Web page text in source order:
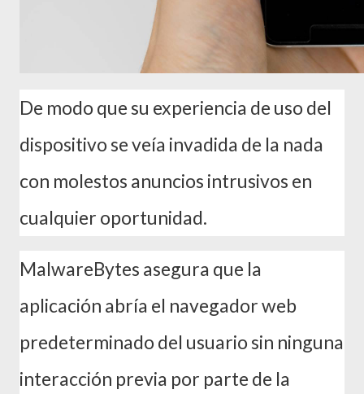
De modo que su experiencia de uso del
dispositivo se veía invadida de la nada
con molestos anuncios intrusivos en
cualquier oportunidad.
MalwareBytes asegura que la
aplicación abría el navegador web
predeterminado del usuario sin ninguna
interacción previa por parte de la